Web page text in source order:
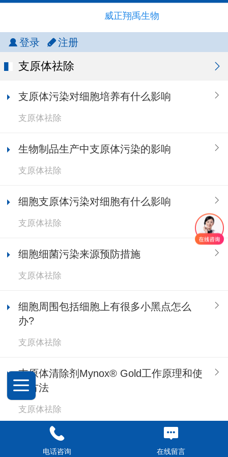
威正翔禹生物
登录 注册
支原体祛除
支原体污染对细胞培养有什么影响
支原体祛除
生物制品生产中支原体污染的影响
支原体祛除
细胞支原体污染对细胞有什么影响
支原体祛除
细胞细菌污染来源预防措施
支原体祛除
细胞周围包括细胞上有很多小黑点怎么
办?
支原体祛除
支原体清除剂Mynox® Gold工作原理和使
用方法
支原体祛除
实验室细胞污染防治方法
电话咨询 在线留言